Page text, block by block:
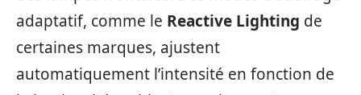
adaptatif, comme le Reactive Lighting de
certaines marques, ajustent
automatiquement l’intensité en fonction de